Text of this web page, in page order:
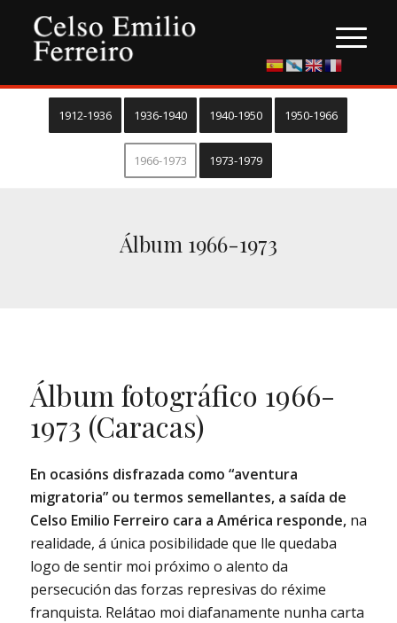
1912-1936 1936-1940 1940-1950 1950-1966
1966-1973 1973-1979
Álbum 1966-1973
Álbum fotográfico 1966-
1973 (Caracas)
En ocasións disfrazada como “aventura
migratoria” ou termos semellantes, a saída de
Celso Emilio Ferreiro cara a América responde,na
realidade, á única posibilidade que lle quedaba
logo de sentir moi próximo o alento da
persecución das forzas represivas do réxime
franquista. Relátao moi diafanamente nunha carta